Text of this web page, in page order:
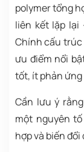
polymer tổng
liên kết lặp lại
Chính cấu trúc
ưu điểm nổi
tốt, ít phản
Cần lưu ý
một nguyên
hợp và biến